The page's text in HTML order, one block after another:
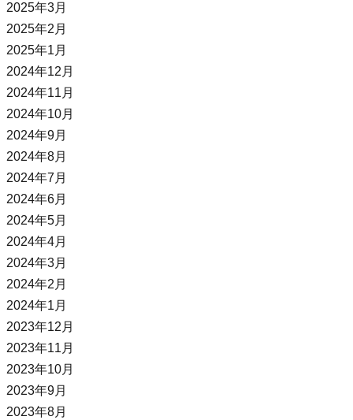
2025年3月
2025年2月
2025年1月
2024年12月
2024年11月
2024年10月
2024年9月
2024年8月
2024年7月
2024年6月
2024年5月
2024年4月
2024年3月
2024年2月
2024年1月
2023年12月
2023年11月
2023年10月
2023年9月
2023年8月